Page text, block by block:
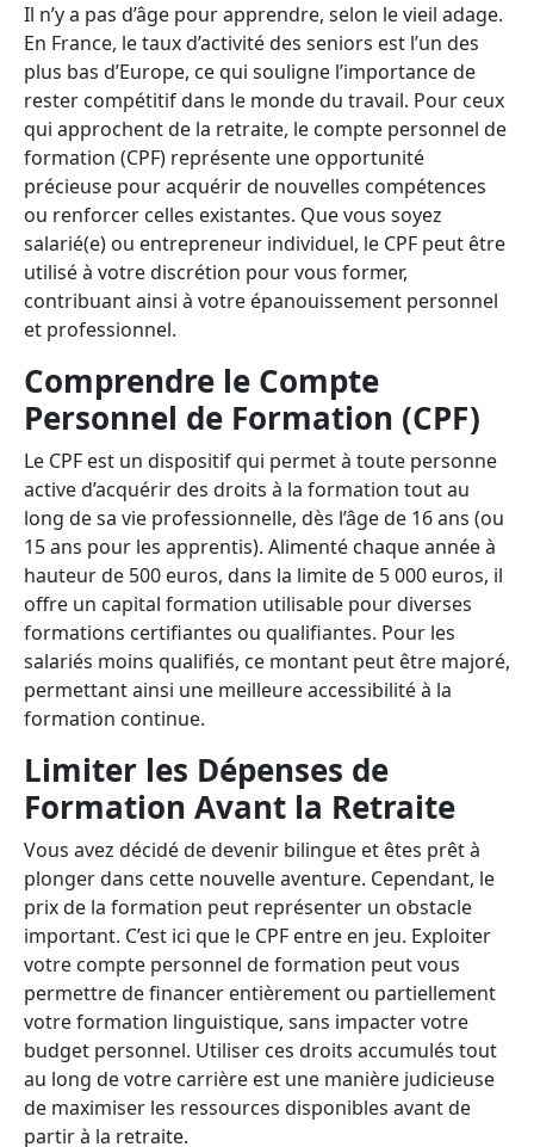
Il n’y a pas d’âge pour apprendre, selon le vieil adage.
En France, le taux d’activité des seniors est l’un des
plus bas d’Europe, ce qui souligne l’importance de
rester compétitif dans le monde du travail. Pour ceux
qui approchent de la retraite, le compte personnel de
formation (CPF) représente une opportunité
précieuse pour acquérir de nouvelles compétences
ou renforcer celles existantes. Que vous soyez
salarié(e) ou entrepreneur individuel, le CPF peut être
utilisé à votre discrétion pour vous former,
contribuant ainsi à votre épanouissement personnel
et professionnel.
Comprendre le Compte
Personnel de Formation (CPF)
Le CPF est un dispositif qui permet à toute personne
active d’acquérir des droits à la formation tout au
long de sa vie professionnelle, dès l’âge de 16 ans (ou
15 ans pour les apprentis). Alimenté chaque année à
hauteur de 500 euros, dans la limite de 5 000 euros, il
offre un capital formation utilisable pour diverses
formations certifiantes ou qualifiantes. Pour les
salariés moins qualifiés, ce montant peut être majoré,
permettant ainsi une meilleure accessibilité à la
formation continue.
Limiter les Dépenses de
Formation Avant la Retraite
Vous avez décidé de devenir bilingue et êtes prêt à
plonger dans cette nouvelle aventure. Cependant, le
prix de la formation peut représenter un obstacle
important. C’est ici que le CPF entre en jeu. Exploiter
votre compte personnel de formation peut vous
permettre de financer entièrement ou partiellement
votre formation linguistique, sans impacter votre
budget personnel. Utiliser ces droits accumulés tout
au long de votre carrière est une manière judicieuse
de maximiser les ressources disponibles avant de
partir à la retraite.